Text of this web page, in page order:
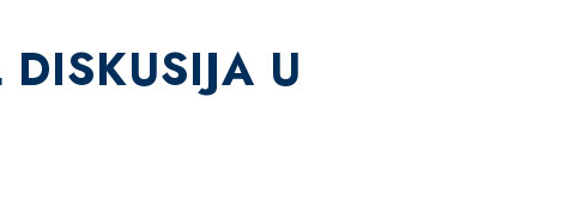
DISKUSIJA U